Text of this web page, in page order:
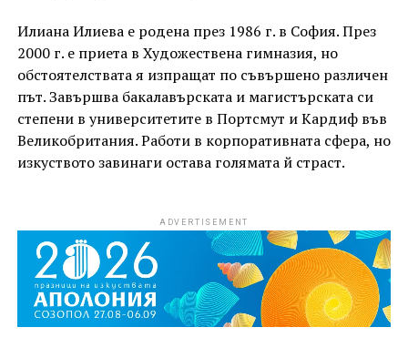
Илиана Илиева е родена през 1986 г. в София. През
2000 г. е приета в Художествена гимназия, но
обстоятелствата я изпращат по съвършено различен
път. Завършва бакалавърската и магистърската си
степени в университетите в Портсмут и Кардиф във
Великобритания. Работи в корпоративната сфера, но
изкуството завинаги остава голямата й страст.
ADVERTISEMENT